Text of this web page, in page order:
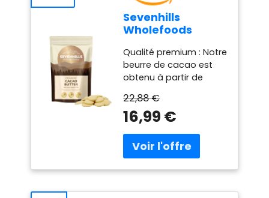
Sevenhills
Wholefoods
Bio 200g
Qualité premium : Notre
beurre de cacao est
obtenu à partir de
biologiques d’Amérique
du Sud, cueillies à la
pour réduire
l’amertume. Sources
beurre de cacao est
22,88 €
16,99 €